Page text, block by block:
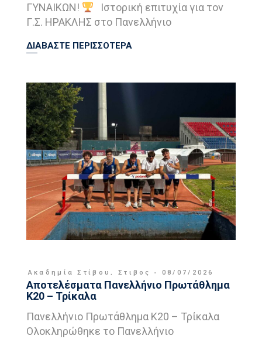
ΓΥΝΑΙΚΩΝ!
Ιστορική επιτυχία για τον
Γ.Σ. ΗΡΑΚΛΗΣ στο Πανελλήνιο
ΔΙΑΒΑΣΤΕ ΠΕΡΙΣΣΟΤΕΡΑ
Ακαδημία Στίβου , Στιβος 08/07/2026
Αποτελέσματα Πανελλήνιο Πρωτάθλημα
Κ20 – Τρίκαλα
Πανελλήνιο Πρωτάθλημα Κ20 – Τρίκαλα
Ολοκληρώθηκε το Πανελλήνιο